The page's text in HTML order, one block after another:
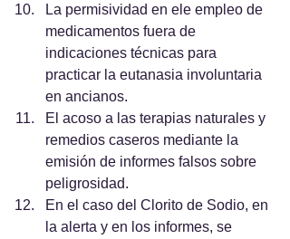
La permisividad en ele empleo de
medicamentos fuera de
indicaciones técnicas para
practicar la eutanasia involuntaria
en ancianos.
El acoso a las terapias naturales y
remedios caseros mediante la
emisión de informes falsos sobre
peligrosidad.
En el caso del Clorito de Sodio, en
la alerta y en los informes, se